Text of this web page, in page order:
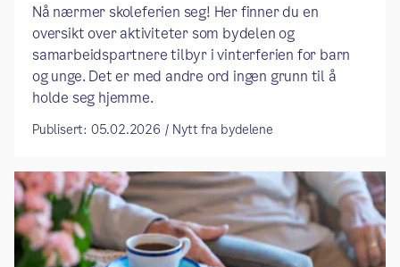
Nå nærmer skoleferien seg! Her finner du en
oversikt over aktiviteter som bydelen og
samarbeidspartnere tilbyr i vinterferien for barn
og unge. Det er med andre ord ingen grunn til å
holde seg hjemme.
Publisert: 05.02.2026 / Nytt fra bydelene